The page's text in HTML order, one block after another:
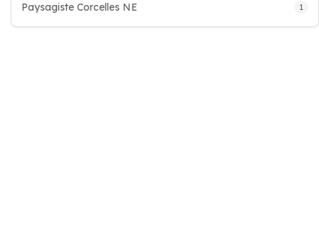
Paysagiste Corcelles NE 1